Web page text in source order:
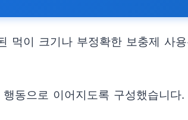
이 크기나 부정확한 보충제 사
동으로 이어지도록 구성했습니다.